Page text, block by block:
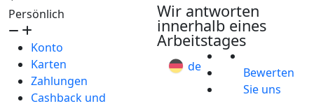
Persönlich
Konto
Karten
Zahlungen
Cashback und
Wir antworten
innerhalb eines
Arbeitstages
de
Bewerten
Sie uns